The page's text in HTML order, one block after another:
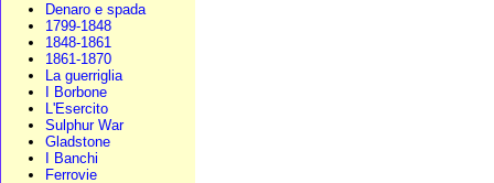
Denaro e spada
1799-1848
1848-1861
1861-1870
La guerriglia
I Borbone
L'Esercito
Sulphur War
Gladstone
I Banchi
Ferrovie